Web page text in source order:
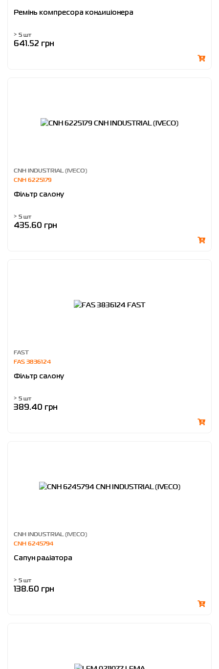
Ремінь компресора кондиціонера
> 5 шт
641.52 грн
CNH INDUSTRIAL (IVECO)
CNH 6225179
Фільтр салону
> 5 шт
435.60 грн
FAST
FAS 3836124
Фільтр салону
> 5 шт
389.40 грн
CNH INDUSTRIAL (IVECO)
CNH 6245794
Сапун радіатора
> 5 шт
138.60 грн